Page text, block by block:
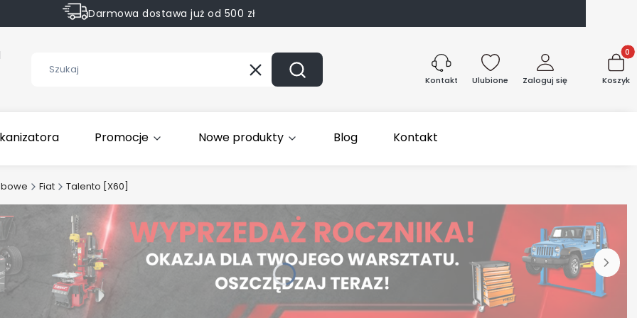
Darmowa dostawa już od 500 zł
WyczyśćSzukaj Kontakt Ulubione Zaloguj się Koszyk
Promocje Nowe produkty Blog Kontakt
Fiat Talento [X60]